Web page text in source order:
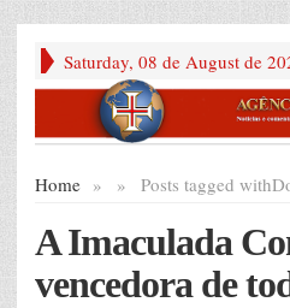
Saturday, 08 de August de
Home » Posts tagged with
»
A Imaculada
vencedora de